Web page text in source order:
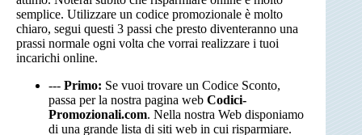
semplice. Utilizzare un codice promozionale è molto
chiaro, segui questi 3 passi che presto diventeranno una
prassi normale ogni volta che vorrai realizzare i tuoi
incarichi online.
--- Primo: Se vuoi trovare un Codice Sconto,
passa per la nostra pagina web Codici-
Promozionali.com. Nella nostra Web disponiamo
di una grande lista di siti web in cui risparmiare.